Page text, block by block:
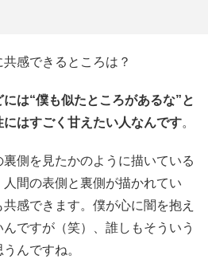
感できるところは？
は“僕も似たところがあるな”と
はすごく甘えたい人なんです。
側を見たかのように描いている
間の表側と裏側が描かれてい
感できます。僕が心に闇を抱え
ですが（笑）、誰しもそういう
んですね。